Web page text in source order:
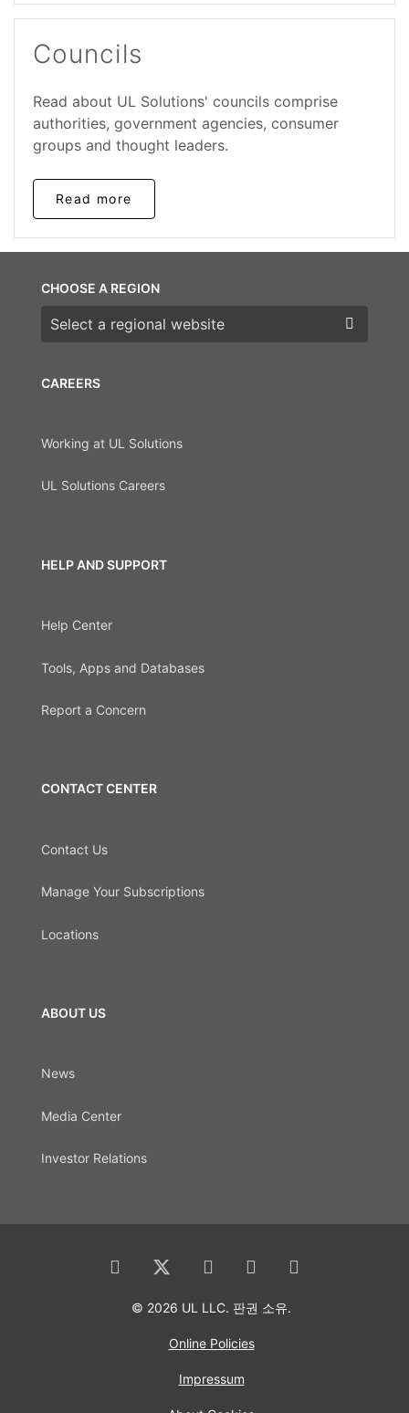
Councils
Read about UL Solutions' councils comprise
authorities, government agencies, consumer
groups and thought leaders.
Read more
CAREERS
Working at UL Solutions
UL Solutions Careers
HELP AND SUPPORT
Help Center
Tools, Apps and Databases
Report a Concern
CONTACT CENTER
Contact Us
Manage Your Subscriptions
Locations
ABOUT US
News
Media Center
Investor Relations
CHOOSE A REGION
Choose a region
© 2026 UL LLC. 판권 소유.
Online Policies
Impressum